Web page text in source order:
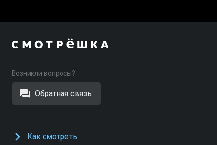
Возникли вопросы?
Обратная связь
Как смотреть